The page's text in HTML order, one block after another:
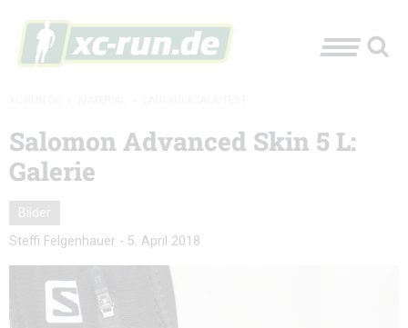
Salomon Advanced Skin 5 L:
Galerie
Bilder
Steffi Felgenhauer - 5. April 2018